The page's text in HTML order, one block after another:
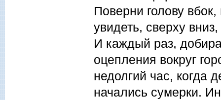
Поверни голову
увидеть, сверху
И каждый раз,
оцепления вокруг
недолгий час, когда
начались сумерки.